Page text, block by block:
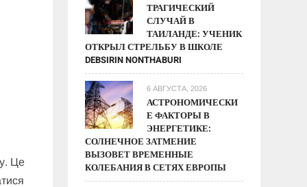
Це
ТРАГИЧЕСКИЙ
СЛУЧАЙ В
ТАИЛАНДЕ: УЧЕНИК
ОТКРЫЛ СТРЕЛЬБУ В ШКОЛЕ
DEBSIRIN NONTHABURI
6 АВГУСТА, 2026
АСТРОНОМИЧЕСКИ
Е ФАКТОРЫ В
ЭНЕРГЕТИКЕ:
СОЛНЕЧНОЕ ЗАТМЕНИЕ
ВЫЗОВЕТ ВРЕМЕННЫЕ
КОЛЕБАНИЯ В СЕТЯХ ЕВРОПЫ